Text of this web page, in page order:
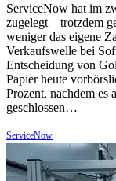
ServiceNow hat im
zugelegt – trotzdem
weniger das eigene
Verkaufswelle bei
Entscheidung von
Papier heute
Prozent, nachdem
geschlossen…
ServiceNow